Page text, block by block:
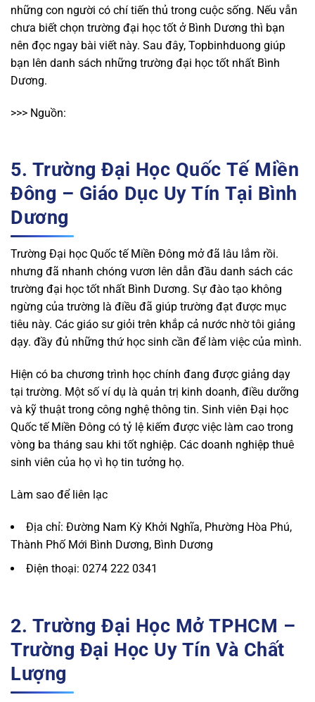
những con người có chí tiến thủ trong cuộc sống. Nếu vẫn
chưa biết chọn trường đại học tốt ở Bình Dương thì bạn
nên đọc ngay bài viết này. Sau đây, Topbinhduong giúp
bạn lên danh sách những trường đại học tốt nhất Bình
Dương.
>>> Nguồn:
5. Trường Đại Học Quốc Tế Miền
Đông – Giáo Dục Uy Tín Tại Bình
Dương
Trường Đại học Quốc tế Miền Đông mở đã lâu lắm rồi.
nhưng đã nhanh chóng vươn lên dẫn đầu danh sách các
trường đại học tốt nhất Bình Dương. Sự đào tạo không
ngừng của trường là điều đã giúp trường đạt được mục
tiêu này. Các giáo sư giỏi trên khắp cả nước nhờ tôi giảng
dạy. đầy đủ những thứ học sinh cần để làm việc của mình.
Hiện có ba chương trình học chính đang được giảng dạy
tại trường. Một số ví dụ là quản trị kinh doanh, điều dưỡng
và kỹ thuật trong công nghệ thông tin. Sinh viên Đại học
Quốc tế Miền Đông có tỷ lệ kiếm được việc làm cao trong
vòng ba tháng sau khi tốt nghiệp. Các doanh nghiệp thuê
sinh viên của họ vì họ tin tưởng họ.
Làm sao để liên lạc
Địa chỉ: Đường Nam Kỳ Khởi Nghĩa, Phường Hòa Phú,
Thành Phố Mới Bình Dương, Bình Dương
Điện thoại: 0274 222 0341
2. Trường Đại Học Mở TPHCM –
Trường Đại Học Uy Tín Và Chất
Lượng